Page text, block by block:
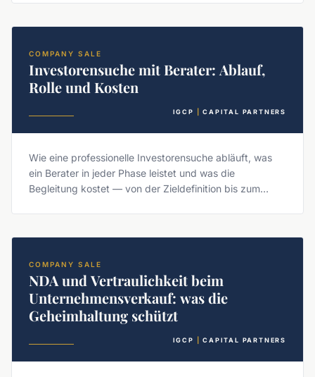
COMPANY SALE
Investorensuche mit Berater: Ablauf,
Rolle und Kosten
IGCP CAPITAL PARTNERS
Wie eine professionelle Investorensuche abläuft, was
ein Berater in jeder Phase leistet und was die
Begleitung kostet — von der Zieldefinition bis zum
COMPANY SALE
NDA und Vertraulichkeit beim
Unternehmensverkauf: was die
Geheimhaltung schützt
IGCP CAPITAL PARTNERS